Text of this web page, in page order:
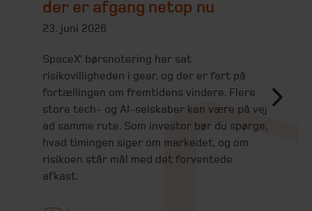
der er afgang netop nu
23. juni 2026
SpaceX’ børsnotering har sat
risikovilligheden i gear, og der er fart på
fortællingen om fremtidens vindere. Flere
store tech- og AI-selskaber kan være på vej
ad samme rute. Som investor bør du spørge,
hvad timingen siger om markedet, og om
risikoen står mål med det forventede
afkast.